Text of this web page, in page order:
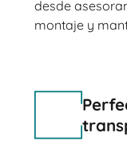
desde
montaje y